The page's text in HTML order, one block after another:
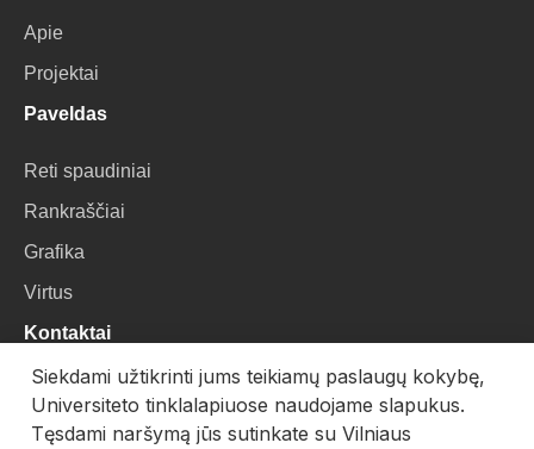
Apie
Projektai
Paveldas
Reti spaudiniai
Rankraščiai
Grafika
Virtus
Kontaktai
VU Biblioteka
Universiteto g. 3, LT-01122, Vilnius
Siekdami užtikrinti jums teikiamų paslaugų kokybę,
Universiteto tinklalapiuose naudojame slapukus.
Tęsdami naršymą jūs sutinkate su Vilniaus